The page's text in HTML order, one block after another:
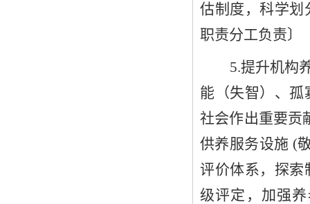
估制度 ，科学划
职责分工负责〕
5.提升机构
能（失智）、孤
社会作出重要贡
供养服务设施 (
评价体系，探索
级评定，加强